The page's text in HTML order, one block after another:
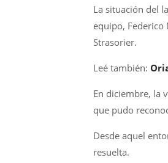
La situación del
equipo,
Strasorier.
Leé también:
En diciembre, la
que pudo
Desde aquel
resuelta.